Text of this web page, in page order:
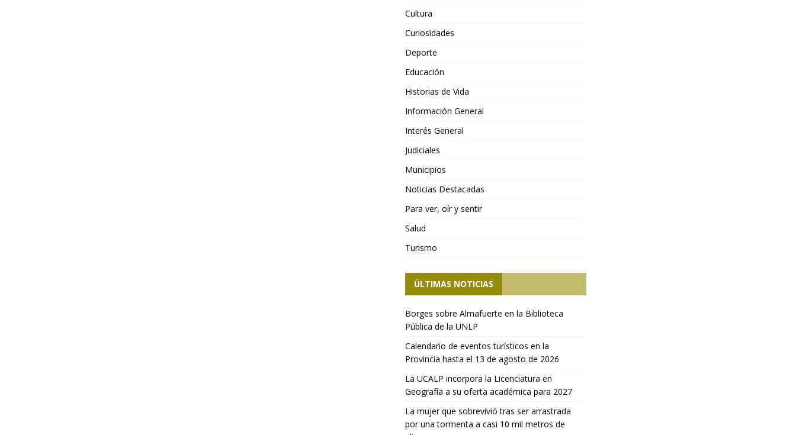
Cultura
Curiosidades
Deporte
Educación
Historias de Vida
Información General
Interés General
Judiciales
Municipios
Noticias Destacadas
Para ver, oír y sentir
Salud
Turismo
ÚLTIMAS NOTICIAS
Borges sobre Almafuerte en la Biblioteca
Pública de la UNLP
Calendario de eventos turísticos en la
Provincia hasta el 13 de agosto de 2026
La UCALP incorpora la Licenciatura en
Geografía a su oferta académica para 2027
La mujer que sobrevivió tras ser arrastrada
por una tormenta a casi 10 mil metros de